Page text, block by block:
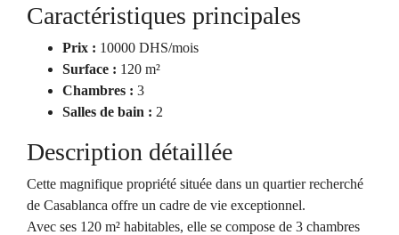
Caractéristiques principales
Prix : 10000 DHS/mois
Surface : 120 m²
Chambres : 3
Salles de bain : 2
Description détaillée
Cette magnifique propriété située dans un quartier recherché
de Casablanca offre un cadre de vie exceptionnel.
Avec ses 120 m² habitables, elle se compose de 3 chambres